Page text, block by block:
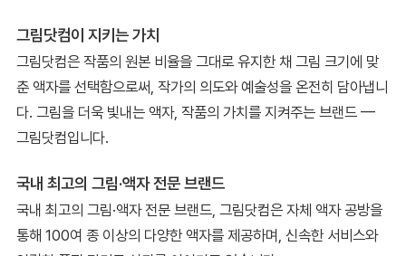
그림닷컴이 지키는 가치
그림닷컴은 작품의 원본 비율을 그대로 유지한 채 그림 크기에 맞
춘 액자를 선택함으로써, 작가의 의도와 예술성을 온전히 담아냅니
다. 그림을 더욱 빛내는 액자, 작품의 가치를 지켜주는 브랜드 —
그림닷컴입니다.
국내 최고의 그림·액자 전문 브랜드
국내 최고의 그림·액자 전문 브랜드, 그림닷컴은 자체 액자 공방을
통해 100여 종 이상의 다양한 액자를 제공하며, 신속한 서비스와